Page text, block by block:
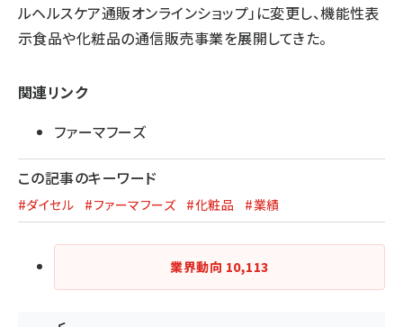
ルヘルスケア通販オンラインショップ」に変更し、機能性表
示食品や化粧品の通信販売事業を展開してきた。
関連リンク
ファーマフーズ
この記事のキーワード
#ダイセル #ファーマフーズ #化粧品 #業績
業界動向 10,113